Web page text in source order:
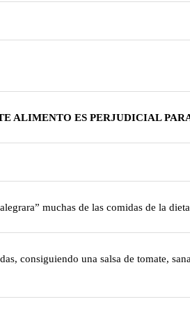
ALIMENTO ES PERJUDICIAL
muchas de las comidas de la
consiguiendo una salsa de tomate,